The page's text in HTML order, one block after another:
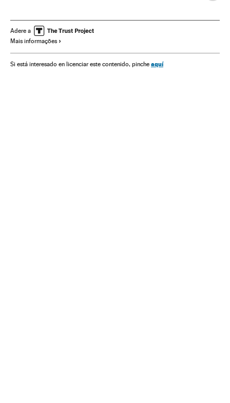
Sociedade
Adere a
Mais informações
Si está interesado en licenciar este contenido, pinche aquí